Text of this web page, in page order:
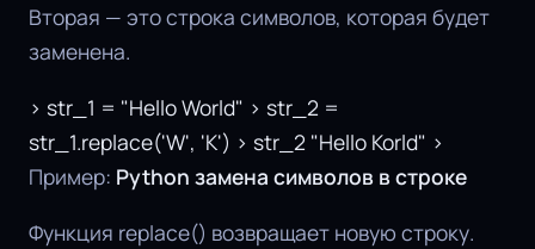
Вторая — это строка символов, которая будет
заменена.
> str_1 = "Hello World" > str_2 =
str_1.replace('W', 'K') > str_2 "Hello Korld" >
Пример: Python замена символов в строке
Функция replace() возвращает новую строку.